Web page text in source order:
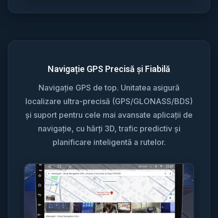
Navigație GPS Precisă și Fiabilă
Navigație GPS de top. Unitatea asigură
localizare ultra-precisă (GPS/GLONASS/BDS)
și suport pentru cele mai avansate aplicații de
navigație, cu hărți 3D, trafic predictiv și
planificare inteligentă a rutelor.